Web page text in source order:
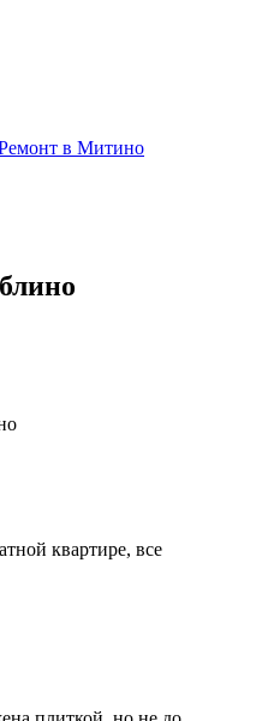
в Митино
квартире, все